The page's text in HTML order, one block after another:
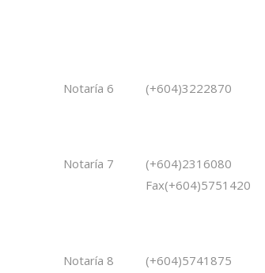
Notaría 6 (+604)3222870
Notaría 7
(+604)2316080
Fax(+604)5751420
Notaría 8
(+604)5741875